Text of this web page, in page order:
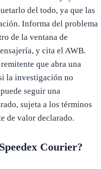
del todo, ya que las
Informa del problema
de la ventana de
y cita el AWB.
que abra una
la investigación no
seguir una
sujeta a los términos
de valor declarado.
Courier?